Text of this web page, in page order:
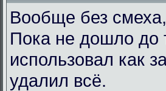
Вообще без
Пока не дошло до
использовал как
удалил всё.